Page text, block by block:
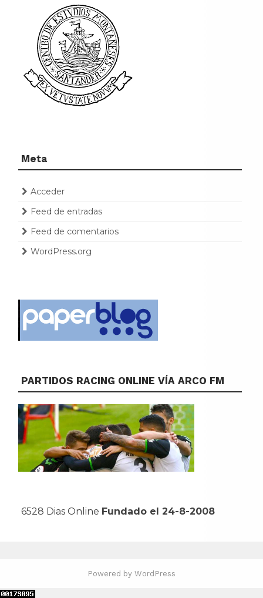
Meta
Acceder
Feed de entradas
Feed de comentarios
WordPress.org
PARTIDOS RACING ONLINE VÍA ARCO FM
6528 Dias Online Fundado el 24-8-2008
Powered by WordPress